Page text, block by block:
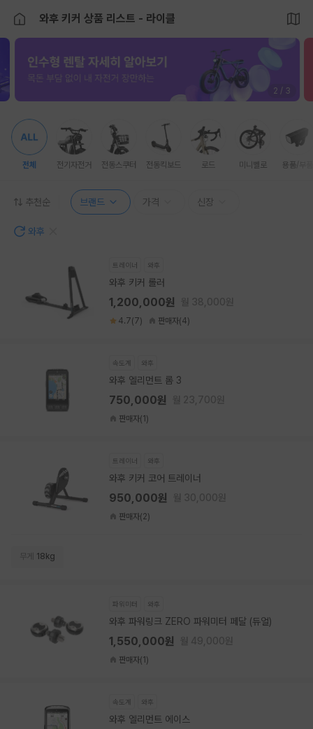
와후 키커 상품 리스트 - 라이클
2 / 3
전체 전기자전거 전동스쿠터 전동킥보드 로드 미니벨로 용품/부품
추천순 브랜드 가격 신장
와후
트레이너 와후
와후 키커 롤러
1,200,000원
4.7(7) 판매자(4)
속도계 와후
와후 엘리먼트 롬 3
750,000원
판매자(1)
트레이너 와후
와후 키커 코어 트레이너
950,000원
판매자(2)
18kg
파워미터 와후
와후 파워링크 ZERO 파워미터 페달 (듀얼)
1,550,000원
판매자(1)
속도계 와후
와후 엘리먼트 에이스